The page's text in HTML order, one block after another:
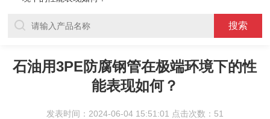
石油用3PE防腐钢管在极端环境下的性
能表现如何？
发表时间：2024-06-04 15:51:01 点击次数：51